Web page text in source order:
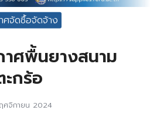
ศจัดซื้อจัดจ้าง
าศพื้นยางสนาม
ะกร้อ
ศจิกายน 2024